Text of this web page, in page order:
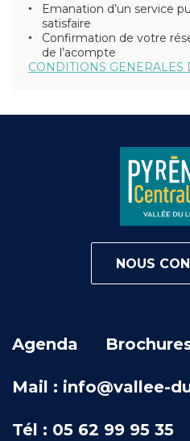
Emanation d’un service
satisfaire
Confirmation de votre
de l’acompte
CONDITIONS GENERALES
NOUS
Agenda
Mail : info@vallee-
Tél : 05 62 99 95 35